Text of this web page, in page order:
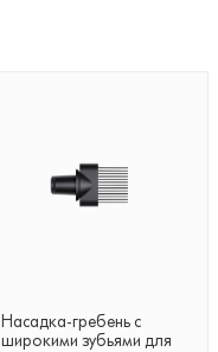
Насадка-гребень с
широкими зубьями для